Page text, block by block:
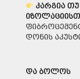
კარგია თუ
დონის
და ბოლოს